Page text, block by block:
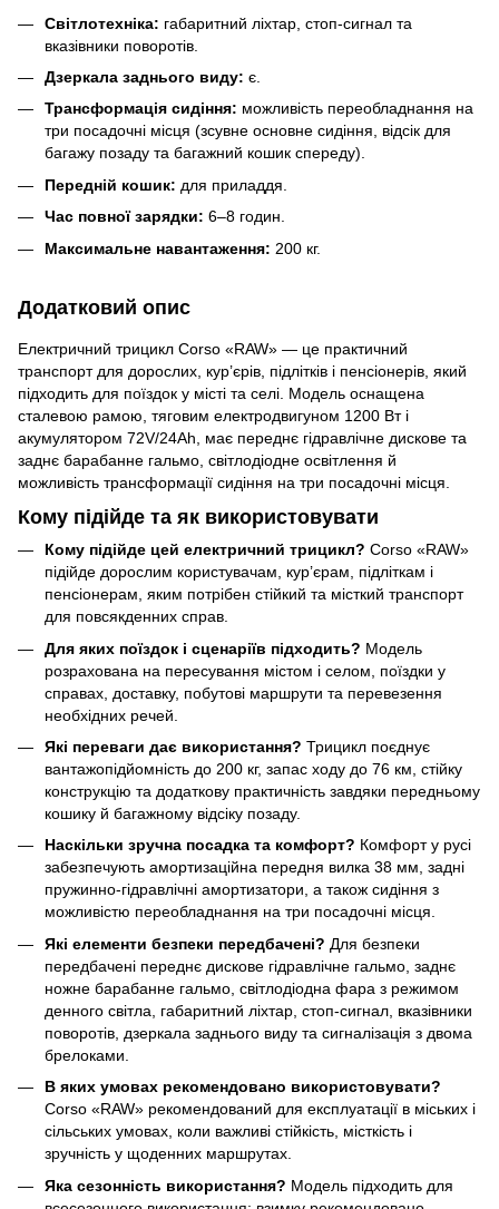
Світлотехніка: габаритний ліхтар, стоп-сигнал та
вказівники поворотів.
Дзеркала заднього виду: є.
Трансформація сидіння: можливість переобладнання на
три посадочні місця (зсувне основне сидіння, відсік для
багажу позаду та багажний кошик спереду).
Передній кошик: для приладдя.
Час повної зарядки: 6–8 годин.
Максимальне навантаження: 200 кг.
Додатковий опис
Електричний трицикл Corso «RAW» — це практичний
транспорт для дорослих, кур’єрів, підлітків і пенсіонерів, який
підходить для поїздок у місті та селі. Модель оснащена
сталевою рамою, тяговим електродвигуном 1200 Вт і
акумулятором 72V/24Ah, має переднє гідравлічне дискове та
заднє барабанне гальмо, світлодіодне освітлення й
можливість трансформації сидіння на три посадочні місця.
Кому підійде та як використовувати
Кому підійде цей електричний трицикл? Corso «RAW»
підійде дорослим користувачам, кур’єрам, підліткам і
пенсіонерам, яким потрібен стійкий та місткий транспорт
для повсякденних справ.
Для яких поїздок і сценаріїв підходить? Модель
розрахована на пересування містом і селом, поїздки у
справах, доставку, побутові маршрути та перевезення
необхідних речей.
Які переваги дає використання? Трицикл поєднує
вантажопідйомність до 200 кг, запас ходу до 76 км, стійку
конструкцію та додаткову практичність завдяки передньому
кошику й багажному відсіку позаду.
Наскільки зручна посадка та комфорт? Комфорт у русі
забезпечують амортизаційна передня вилка 38 мм, задні
пружинно-гідравлічні амортизатори, а також сидіння з
можливістю переобладнання на три посадочні місця.
Які елементи безпеки передбачені? Для безпеки
передбачені переднє дискове гідравлічне гальмо, заднє
ножне барабанне гальмо, світлодіодна фара з режимом
денного світла, габаритний ліхтар, стоп-сигнал, вказівники
поворотів, дзеркала заднього виду та сигналізація з двома
брелоками.
В яких умовах рекомендовано використовувати?
Corso «RAW» рекомендований для експлуатації в міських і
сільських умовах, коли важливі стійкість, місткість і
зручність у щоденних маршрутах.
Яка сезонність використання? Модель підходить для